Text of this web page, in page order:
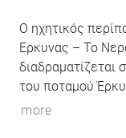
Ο ηχητικός
Έρκυνας – Το
more